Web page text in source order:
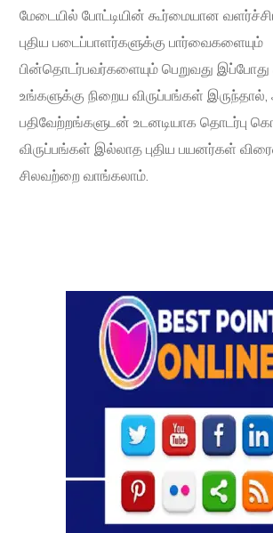
மேடையில் போட்டியின் கூர்மையான
புதிய படைப்பாளர்களுக்கு பார்வைகளையும்
பின்தொடர்பவர்களையும் பெறுவது இப்போது
உங்களுக்கு நிறைய விருப்பங்கள்
பதிவேற்றங்களுடன் உடனடியாக தொடர்பு
விருப்பங்கள் இல்லாத புதிய பயனர்கள்
சிலவற்றை வாங்கலாம்.